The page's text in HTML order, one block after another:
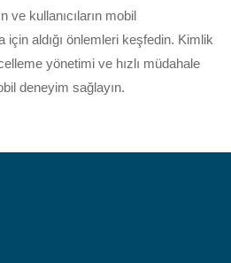
ve kullanıcıların mobil
aldığı önlemleri keşfedin. Kimlik
yönetimi ve hızlı müdahale
deneyim sağlayın.